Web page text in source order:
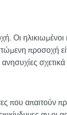
Οι ηλικιωμένοι
προσοχή
σχετικά
που απαιτούν